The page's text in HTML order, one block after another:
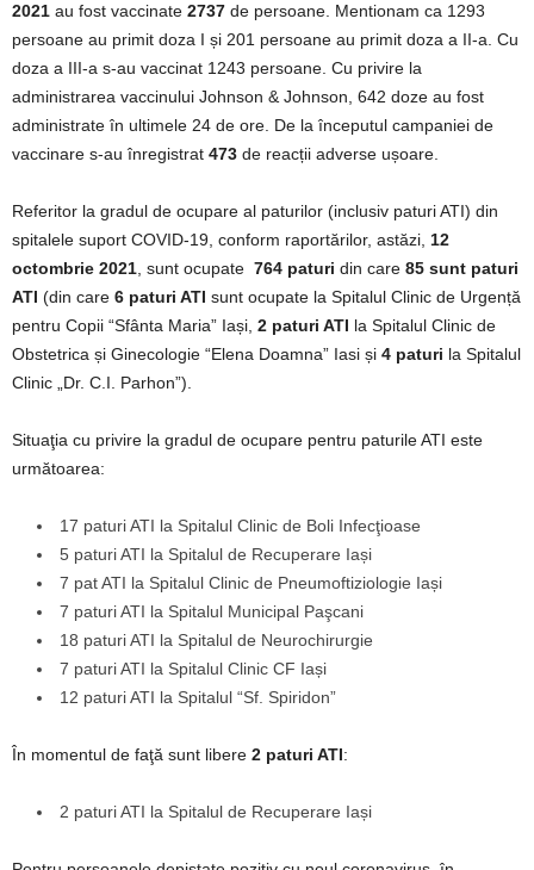
2021 au fost vaccinate 2737 de persoane. Mentionam ca 1293
persoane au primit doza I și 201 persoane au primit doza a II-a. Cu
doza a III-a s-au vaccinat 1243 persoane. Cu privire la
administrarea vaccinului Johnson & Johnson, 642 doze au fost
administrate în ultimele 24 de ore. De la începutul campaniei de
vaccinare s-au înregistrat 473 de reacții adverse ușoare.
Referitor la gradul de ocupare al paturilor (inclusiv paturi ATI) din
spitalele suport COVID-19, conform raportărilor, astăzi, 12
octombrie 2021 , sunt ocupate 764 paturi din care 85 sunt paturi
ATI (din care 6 paturi ATI sunt ocupate la Spitalul Clinic de Urgență
pentru Copii “Sfânta Maria” Iași, 2 paturi ATI la Spitalul Clinic de
Obstetrica și Ginecologie “Elena Doamna” Iasi și 4 paturi la Spitalul
Clinic „Dr. C.I. Parhon”).
Situaţia cu privire la gradul de ocupare pentru paturile ATI este
următoarea:
17 paturi ATI la Spitalul Clinic de Boli Infecţioase
5 paturi ATI la Spitalul de Recuperare Iași
7 pat ATI la Spitalul Clinic de Pneumoftiziologie Iași
7 paturi ATI la Spitalul Municipal Paşcani
18 paturi ATI la Spitalul de Neurochirurgie
7 paturi ATI la Spitalul Clinic CF Iași
12 paturi ATI la Spitalul “Sf. Spiridon”
În momentul de faţă sunt libere 2 paturi ATI:
2 paturi ATI la Spitalul de Recuperare Iași